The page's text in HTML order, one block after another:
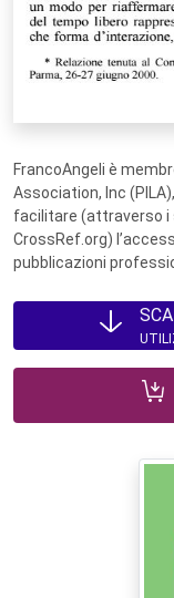
FrancoAngeli è
Association, Inc
facilitare (attraverso i
CrossRef.org)
pubblicazioni